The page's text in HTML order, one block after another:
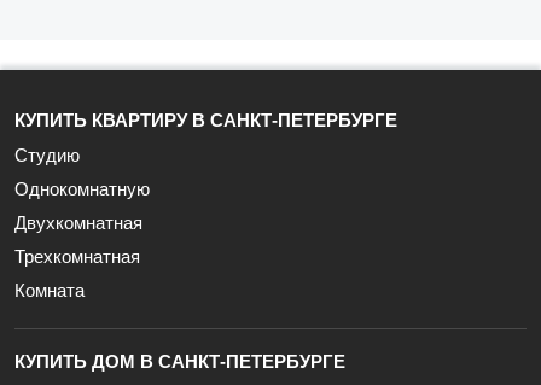
КУПИТЬ КВАРТИРУ В САНКТ-ПЕТЕРБУРГЕ
Студию
Однокомнатную
Двухкомнатная
Трехкомнатная
Комната
КУПИТЬ ДОМ В САНКТ-ПЕТЕРБУРГЕ